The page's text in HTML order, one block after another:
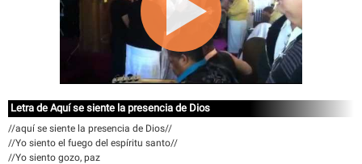
Letra de Aquí se siente la presencia de Dios
//aquí se siente la presencia de Dios//
//Yo siento el fuego del espíritu santo//
//Yo siento gozo, paz